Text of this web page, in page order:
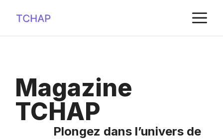
contenu
Magazine
TCHAP
Plongez dans l’univers de